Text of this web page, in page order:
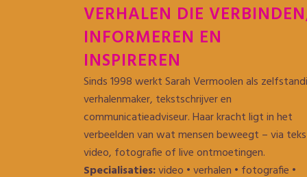
VERHALEN DIE
INFORMEREN EN
INSPIREREN
Sinds 1998 werkt Sarah Vermoolen als
verhalenmaker, tekstschrijver en
communicatieadviseur. Haar kracht ligt in het
verbeelden van wat mensen beweegt – via
video, fotografie of live ontmoetingen.
Specialisaties:video • verhalen • fotografie •